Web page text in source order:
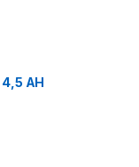
4,5 AH